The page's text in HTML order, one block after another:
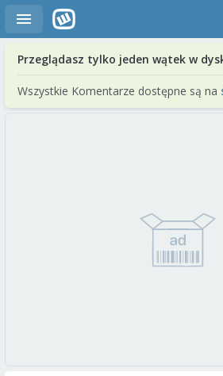
Przeglądasz tylko jeden wątek w
Wszystkie Komentarze dostępne są na